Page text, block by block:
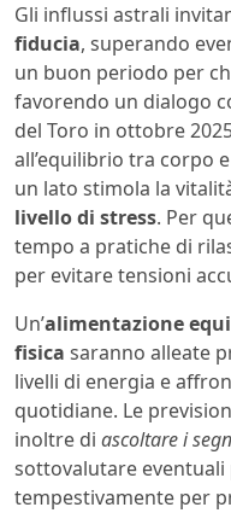
Gli influssi astrali
fiducia, superando
un buon periodo per
favorendo un dialogo
del Toro in ottobre
all’equilibrio tra corpo
un lato stimola la
livello di stress. Per
tempo a pratiche di
per evitare tensioni
Un’alimentazione
fisica saranno alleate
livelli di energia e
quotidiane. Le
inoltre di ascoltare i
sottovalutare
tempestivamente per